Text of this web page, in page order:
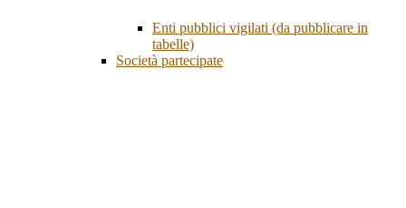
Enti pubblici vigilati (da pubblicare in
tabelle)
Società partecipate